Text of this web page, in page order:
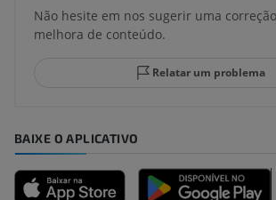
Não hesite em nos sugerir uma
melhora de conteúdo.
Relatar um problema
BAIXE O APLICATIVO